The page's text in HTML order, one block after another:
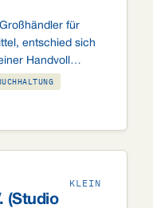
für
entschied sich
Handvoll
zu wachsen.
KLEIN
(Studio